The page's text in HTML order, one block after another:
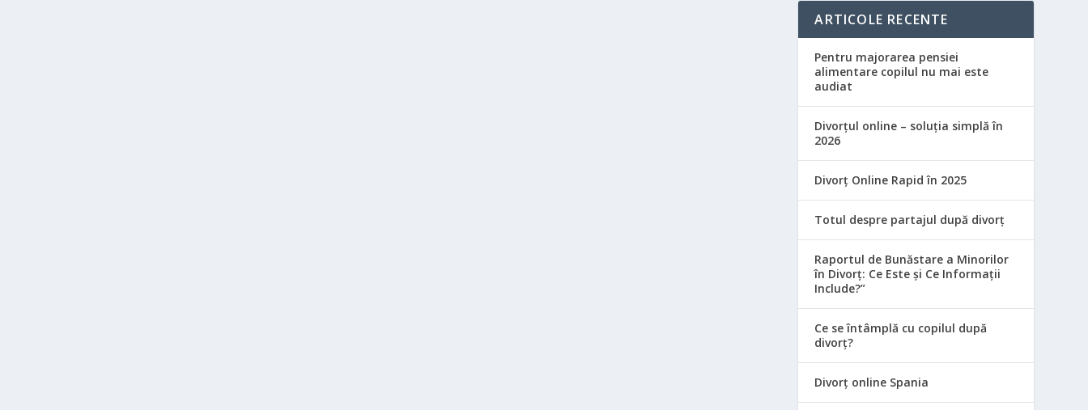
ARTICOLE RECENTE
Pentru majorarea pensiei
alimentare copilul nu mai este
audiat
Divorțul online – soluția simplă în
2026
Divorț Online Rapid în 2025
Totul despre partajul după divorț
Raportul de Bunăstare a Minorilor
în Divorț: Ce Este și Ce Informații
Include?”
Ce se întâmplă cu copilul după
divorț?
Divorț online Spania